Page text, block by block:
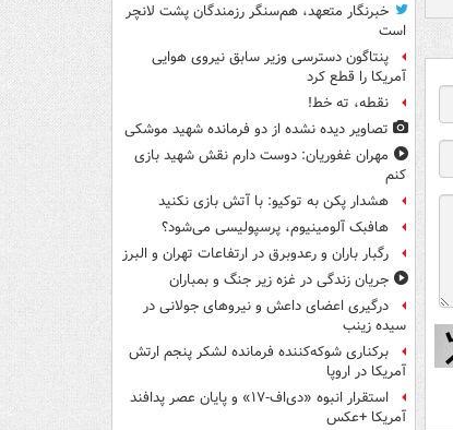
خبرنگار متعهد، هم‌سنگر رزمندگان پشت لانچر
است
پنتاگون دسترسی وزیر سابق نیروی هوایی
آمریکا را قطع کرد
نقطه، ته خط!
تصاویر دیده‌ نشده از دو فرمانده شهید موشکی
مهران غفوریان: دوست دارم نقش شهید بازی
کنم
هشدار پکن به توکیو: با آتش بازی نکنید
هافبک آلومینیوم، پرسپولیسی می‌شود؟
رگبار باران و رعدوبرق در ارتفاعات تهران و البرز
جریان زندگی در غزه زیر جنگ و بمباران
درگیری اعضای داعش و نیروهای جولانی در
سیده زینب
برکناری شوکه‌کننده فرمانده لشکر پنجم ارتش
آمریکا در اروپا
استقرار انبوه «دی‌اف‑۱۷» و پایان عصر پدافند
آمریکا +عکس